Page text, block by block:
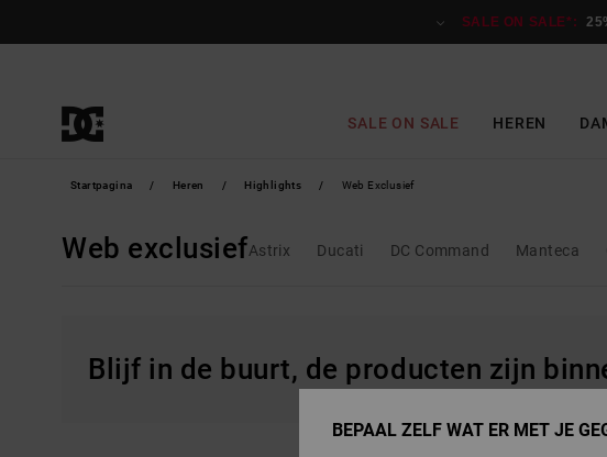
SALE ON SALE*:
SALE ON SALE HEREN
Startpagina Heren Highlights Web Exclusief
Web exclusiefAstrix Ducati DC Command Manteca
Blijf in de buurt, de producten zijn
BEPAAL ZELF WAT ER MET JE